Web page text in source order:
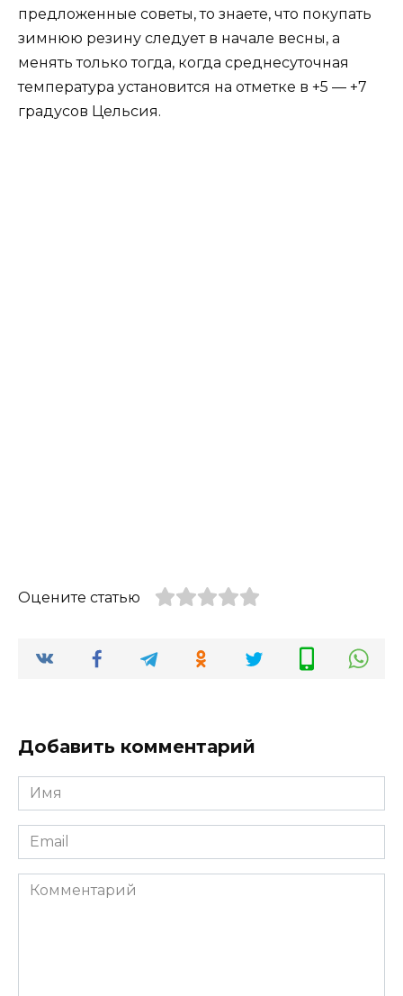
предложенные советы, то знаете, что покупать
зимнюю резину следует в начале весны, а
менять только тогда, когда среднесуточная
температура установится на отметке в +5 — +7
градусов Цельсия.
Оцените статью
Добавить комментарий
Имя
*
Email
*
Комментарий